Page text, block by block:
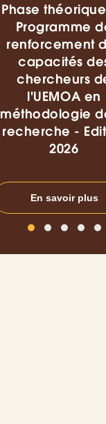
Phase
Programme
renforcement
capacités
chercheurs
l'UEMOA en
méthodologie
recherche -
2026
En savoir plus